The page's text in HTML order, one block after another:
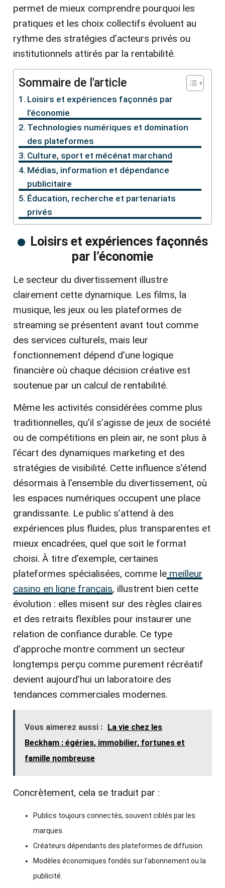
permet de mieux comprendre pourquoi les
pratiques et les choix collectifs évoluent au
rythme des stratégies d’acteurs privés ou
institutionnels attirés par la rentabilité.
Sommaire de l'article
Loisirs et expériences façonnés par
l’économie
Technologies numériques et domination
des plateformes
Culture, sport et mécénat marchand
Médias, information et dépendance
publicitaire
Éducation, recherche et partenariats
privés
Loisirs et expériences façonnés
par l’économie
Le secteur du divertissement illustre
clairement cette dynamique. Les films, la
musique, les jeux ou les plateformes de
streaming se présentent avant tout comme
des services culturels, mais leur
fonctionnement dépend d’une logique
financière où chaque décision créative est
soutenue par un calcul de rentabilité.
Même les activités considérées comme plus
traditionnelles, qu’il s’agisse de jeux de société
ou de compétitions en plein air, ne sont plus à
l’écart des dynamiques marketing et des
stratégies de visibilité. Cette influence s’étend
désormais à l’ensemble du divertissement, où
les espaces numériques occupent une place
grandissante. Le public s’attend à des
expériences plus fluides, plus transparentes et
mieux encadrées, quel que soit le format
choisi. À titre d’exemple, certaines
plateformes spécialisées, comme le meilleur
casino en ligne français, illustrent bien cette
évolution : elles misent sur des règles claires
et des retraits flexibles pour instaurer une
relation de confiance durable. Ce type
d’approche montre comment un secteur
longtemps perçu comme purement récréatif
devient aujourd’hui un laboratoire des
tendances commerciales modernes.
Vous aimerez aussi : La vie chez les
Beckham : égéries, immobilier, fortunes et
famille nombreuse
Concrètement, cela se traduit par :
Publics toujours connectés, souvent ciblés par les
marques.
Créateurs dépendants des plateformes de diffusion.
Modèles économiques fondés sur l’abonnement ou la
publicité.